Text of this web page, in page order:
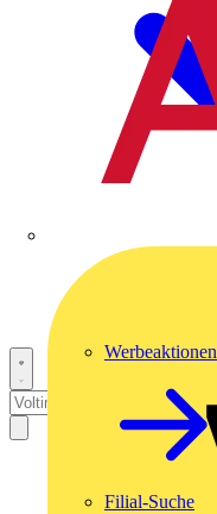
Werbeaktionen
Filial-Suche